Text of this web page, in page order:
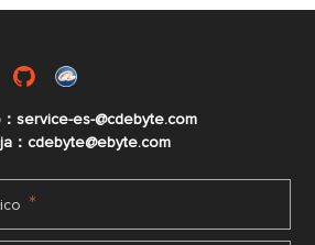
service-es-@cdebyte.com
：cdebyte@ebyte.com
*